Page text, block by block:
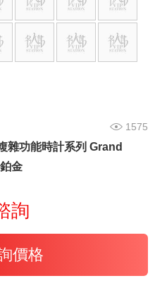
1575
雜功能時計系列 Grand
金
詢
價格